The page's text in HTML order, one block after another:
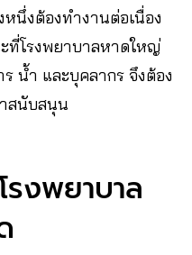
นึ่งต้องทำงานต่อเนื่อง
ที่โรงพยาบาลหาดใหญ่
น้ำ และบุคลากร จึงต้อง
สนับสนุน
รงพยาบาล